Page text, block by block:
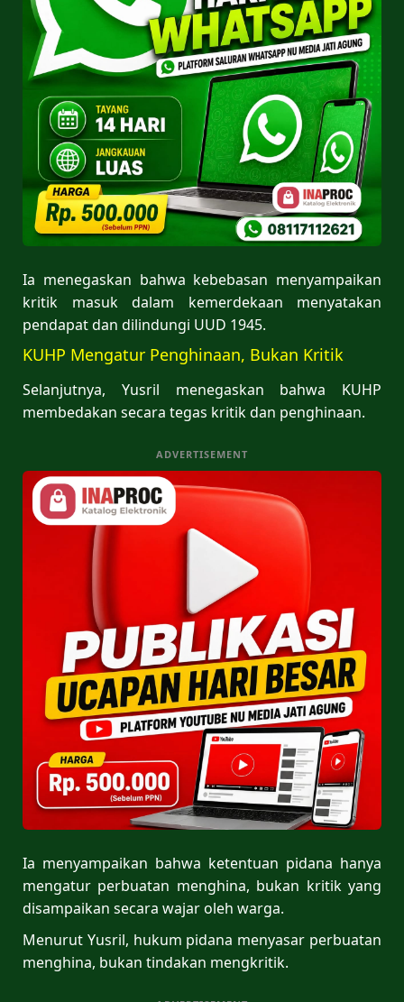
Ia menegaskan bahwa kebebasan menyampaikan
kritik masuk dalam kemerdekaan menyatakan
pendapat dan dilindungi UUD 1945.
KUHP Mengatur Penghinaan, Bukan Kritik
Selanjutnya, Yusril menegaskan bahwa KUHP
membedakan secara tegas kritik dan penghinaan.
ADVERTISEMENT
Ia menyampaikan bahwa ketentuan pidana hanya
mengatur perbuatan menghina, bukan kritik yang
disampaikan secara wajar oleh warga.
Menurut Yusril, hukum pidana menyasar perbuatan
menghina, bukan tindakan mengkritik.